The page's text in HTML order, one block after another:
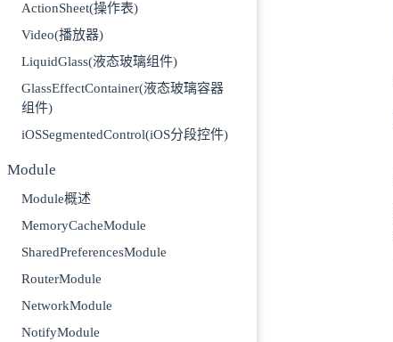
ActionSheet(操作表)
Video(播放器)
LiquidGlass(液态玻璃组件)
GlassEffectContainer(液态玻璃容器
组件)
iOSSegmentedControl(iOS分段控件)
Module
Module概述
MemoryCacheModule
SharedPreferencesModule
RouterModule
NetworkModule
NotifyModule